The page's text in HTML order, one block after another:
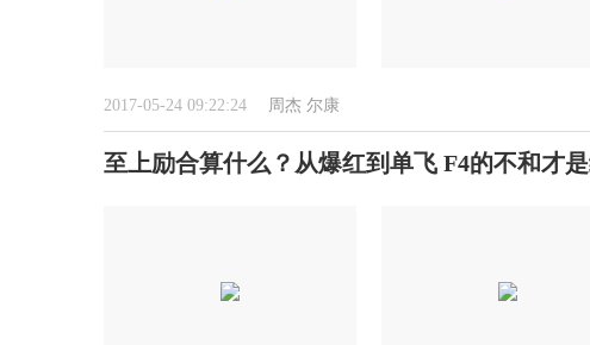
2017-05-24 09:22:24 周杰 尔康
至上励合算什么？从爆红到单飞 F4的不和才